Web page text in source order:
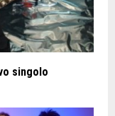
singolo